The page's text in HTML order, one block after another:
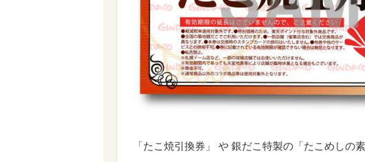
「たこ焼引換券」 や 銀だこ特製の「たこめしの